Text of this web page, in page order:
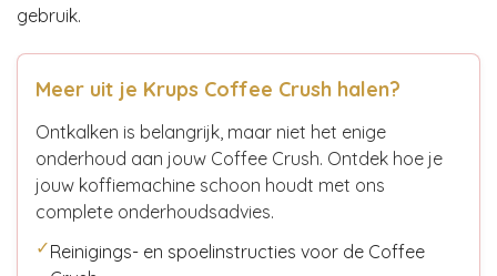
gebruik.
Meer uit je Krups Coffee Crush halen?
Ontkalken is belangrijk, maar niet het enige
onderhoud aan jouw Coffee Crush. Ontdek hoe je
jouw koffiemachine schoon houdt met ons
complete onderhoudsadvies.
✓Reinigings- en spoelinstructies voor de Coffee